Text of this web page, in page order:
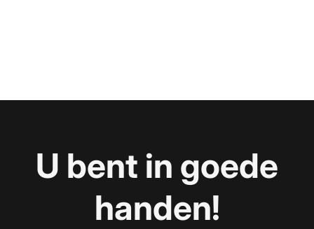
U bent in goede
handen!